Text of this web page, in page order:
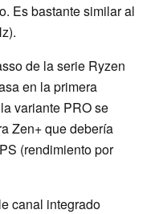
Es bastante similar al
de la serie Ryzen
en la primera
variante PRO se
Zen+ que debería
(rendimiento por
canal integrado